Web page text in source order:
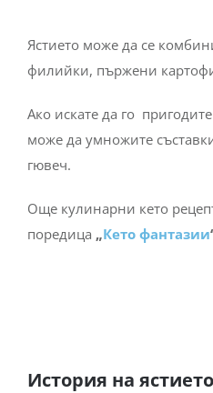
Ястието може да се
филийки, пържени
Ако искате да го
може да умножите
гювеч.
Още кулинарни кето
поредица „Кето фантазии
История на ястието